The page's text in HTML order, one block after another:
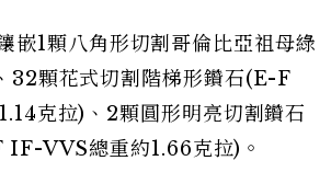
嵌1顆八角形切割哥倫比亞祖母綠
32顆花式切割階梯形鑽石(E-F
克拉)、2顆圓形明亮切割鑽石
VVS總重約1.66克拉)。